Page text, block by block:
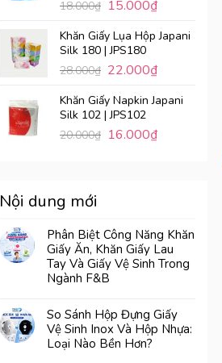
18.000₫ 15.000₫
Khăn Giấy Lụa Hộp Japani
Silk 180 | JPS180
28.000₫ 22.000₫
Khăn Giấy Napkin Japani
Silk 102 | JPS102
20.000₫ 16.000₫
Nội dung mới
Phân Biệt Công Năng Khăn
Giấy Ăn, Khăn Giấy Lau
Tay Và Giấy Vệ Sinh Trong
Ngành F&B
So Sánh Hộp Đựng Giấy
Vệ Sinh Inox Và Hộp Nhựa:
Loại Nào Bền Hơn?